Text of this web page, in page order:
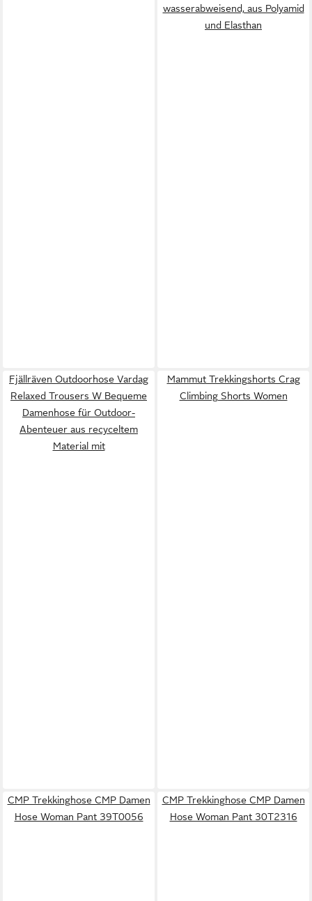
wasserabweisend, aus Polyamid
und Elasthan
Fjällräven Outdoorhose Vardag
Relaxed Trousers W Bequeme
Damenhose für Outdoor-
Abenteuer aus recyceltem
Material mit
Mammut Trekkingshorts Crag
Climbing Shorts Women
CMP Trekkinghose CMP Damen
Hose Woman Pant 39T0056
CMP Trekkinghose CMP Damen
Hose Woman Pant 30T2316